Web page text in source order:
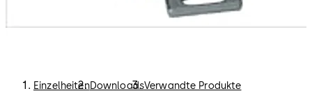
EinzelheitenDownloadsVerwandte Produkte